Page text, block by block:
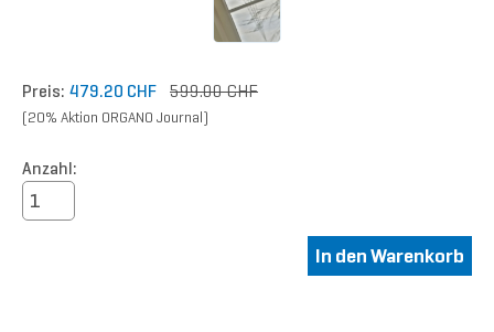
Preis: 479.20 CHF 599.00 CHF
(20% Aktion ORGANO Journal)
Anzahl: